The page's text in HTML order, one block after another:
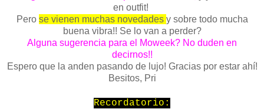
en outfit!
Pero se vienen muchas novedades y sobre todo mucha
buena vibra!! Se lo van a perder?
Alguna sugerencia para el Moweek? No duden en
decirnos!!
Espero que la anden pasando de lujo! Gracias por estar ahí!
Besitos, Pri
Recordatorio: